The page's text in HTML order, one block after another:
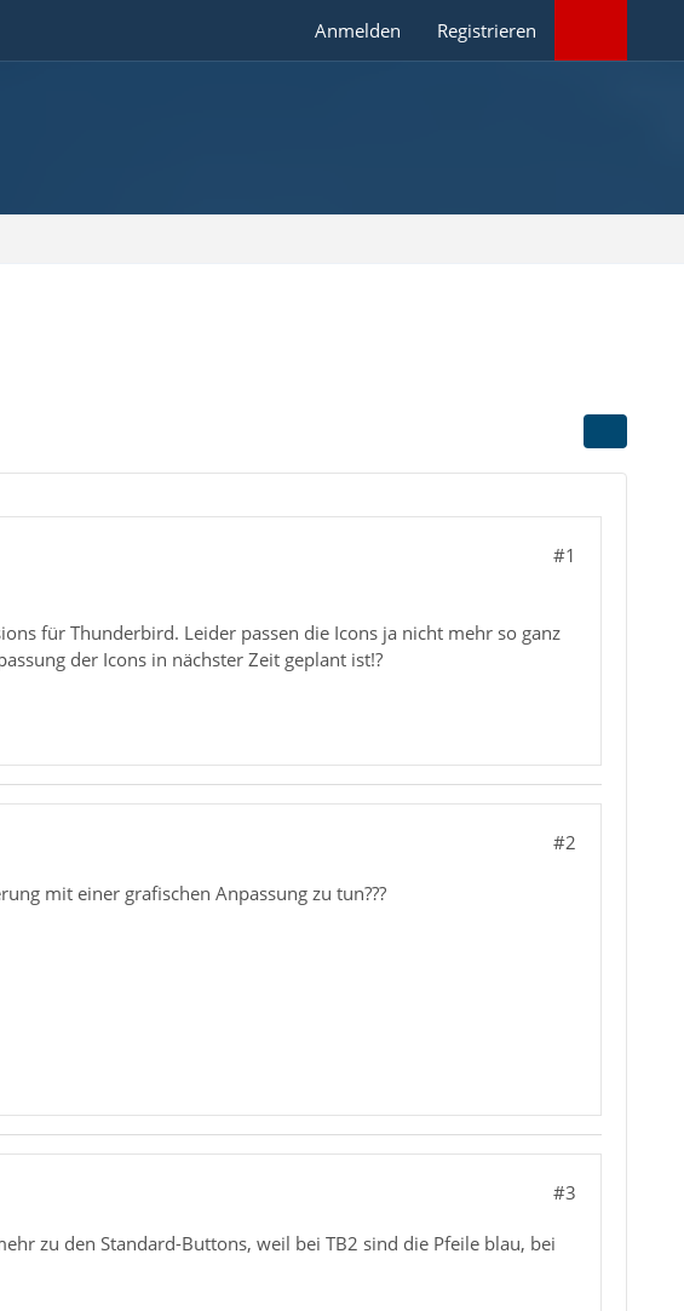
Anmelden Registrieren
#1
für Thunderbird. Leider passen die Icons ja nicht mehr so ganz
der Icons in nächster Zeit geplant ist!?
#2
mit einer grafischen Anpassung zu tun???
#3
zu den Standard-Buttons, weil bei TB2 sind die Pfeile blau, bei